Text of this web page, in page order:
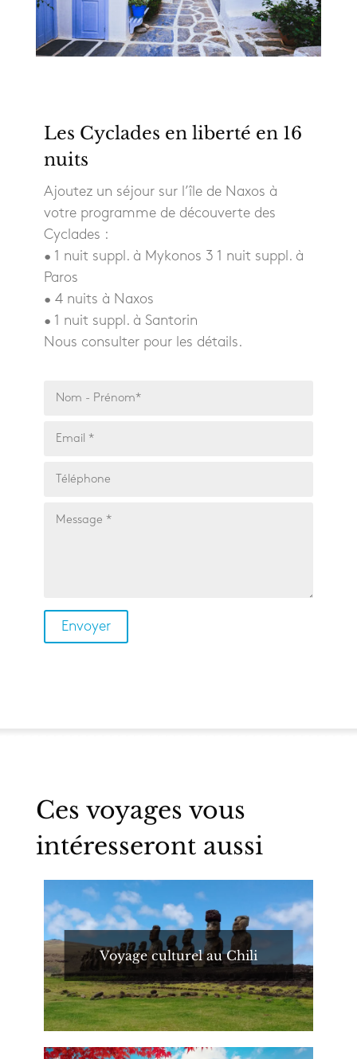
Les Cyclades en liberté en 16
nuits
Ajoutez un séjour sur l’île de Naxos à
votre programme de découverte des
Cyclades :
• 1 nuit suppl. à Mykonos 3 1 nuit suppl. à
Paros
• 4 nuits à Naxos
• 1 nuit suppl. à Santorin
Nous consulter pour les détails.
Ces voyages vous
intéresseront aussi
Voyage culturel au Chili